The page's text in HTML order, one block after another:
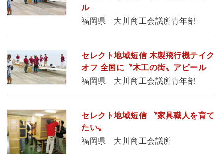
ル
福岡県 大川商工会議所青年部
セレクト地域短信 木製飛行機テイク
オフ 全国に〝木工の街〟アピール
福岡県 大川商工会議所青年部
セレクト地域短信 〝家具職人を育て
たい〟
福岡県 大川商工会議所